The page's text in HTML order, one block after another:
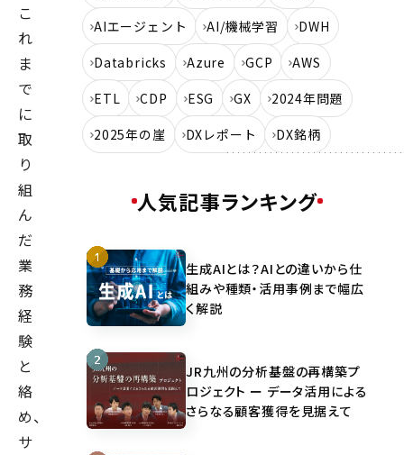
こ
れ
ま
で
に
取
り
組
ん
だ
業
務
経
験
と
絡
め、
サ
AIエージェント
AI/機械学習
DWH
Databricks
Azure GCP
AWS
ETL
CDP ESG GX
2024年問題
2025年の崖
DXレポート DX銘柄
人気記事ランキング
生成AIとは？AIとの違いから仕
組みや種類・活用事例まで幅広
く解説
JR九州の分析基盤の再構築プ
ロジェクト ー データ活用による
さらなる顧客獲得を見据えて